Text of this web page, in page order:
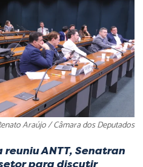
Araújo / Câmara dos Deputados
ANTT, Senatran
para discutir